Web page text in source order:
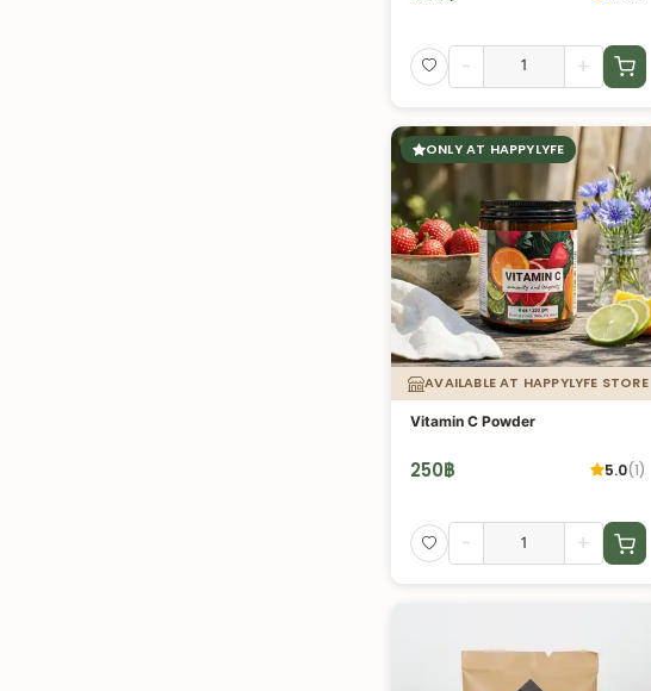
- +
ONLY AT HAPPYLYFE
AVAILABLE AT HAPPYLYFE STORE
Vitamin C Powder
250฿ 5.0(1)
- +